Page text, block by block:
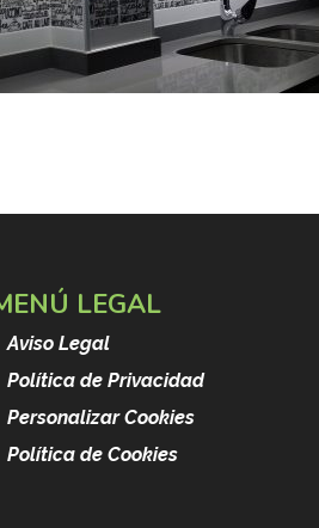
LEGAL
Aviso Legal
Política de Privacidad
Personalizar Cookies
Política de Cookies